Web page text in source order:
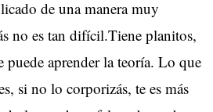
de una manera muy
no es tan difícil.Tiene planitos,
puede aprender la teoría. Lo que
si no lo corporizás, te es más